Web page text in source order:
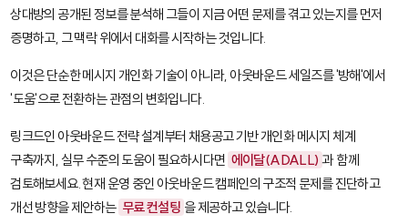
상대방의 공개된 정보를 분석해 그들이 지금 어떤 문제를 겪고 있는지를 먼저
증명하고, 그 맥락 위에서 대화를 시작하는 것입니다.
이것은 단순한 메시지 개인화 기술이 아니라, 아웃바운드 세일즈를 '방해'에서
'도움'으로 전환하는 관점의 변화입니다.
링크드인 아웃바운드 전략 설계부터 채용공고 기반 개인화 메시지 체계
구축까지, 실무 수준의 도움이 필요하시다면 에이달(ADALL) 과 함께
검토해보세요. 현재 운영 중인 아웃바운드 캠페인의 구조적 문제를 진단하고
개선 방향을 제안하는 무료 컨설팅 을 제공하고 있습니다.